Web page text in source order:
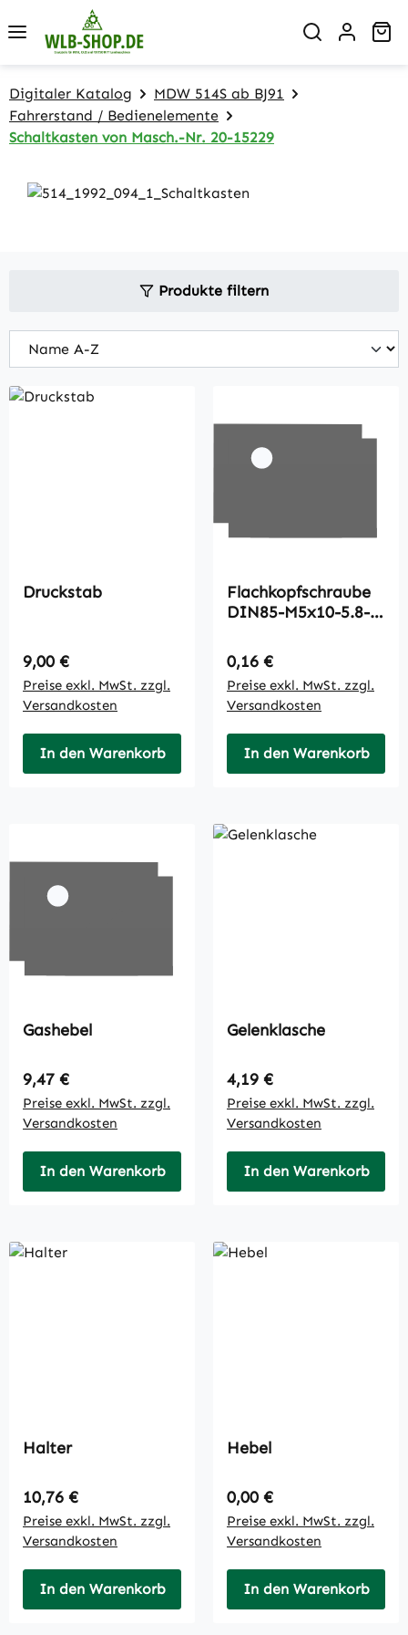
Zum Hauptinhalt springen
Digitaler Katalog
MDW 514S ab BJ91
Fahrerstand / Bedienelemente
Schaltkasten von Masch.-Nr. 20-15229
Produkte filtern
Druckstab
Regulärer Preis:
9,00 €
Preise exkl. MwSt. zzgl.
Versandkosten
In den Warenkorb
Flachkopfschraube
DIN85-M5x10-5.8-
Regulärer Preis:
0,16 €
Preise exkl. MwSt. zzgl.
Versandkosten
In den Warenkorb
Gashebel
Regulärer Preis:
9,47 €
Preise exkl. MwSt. zzgl.
Versandkosten
In den Warenkorb
Gelenklasche
Regulärer Preis:
4,19 €
Preise exkl. MwSt. zzgl.
Versandkosten
In den Warenkorb
Halter
Regulärer Preis:
10,76 €
Preise exkl. MwSt. zzgl.
Versandkosten
In den Warenkorb
Hebel
Regulärer Preis:
0,00 €
Preise exkl. MwSt. zzgl.
Versandkosten
In den Warenkorb